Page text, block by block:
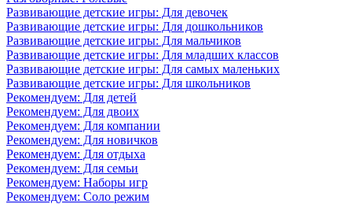
Развивающие детские игры: Для девочек
Развивающие детские игры: Для дошкольников
Развивающие детские игры: Для мальчиков
Развивающие детские игры: Для младших классов
Развивающие детские игры: Для самых маленьких
Развивающие детские игры: Для школьников
Рекомендуем: Для детей
Рекомендуем: Для двоих
Рекомендуем: Для компании
Рекомендуем: Для новичков
Рекомендуем: Для отдыха
Рекомендуем: Для семьи
Рекомендуем: Наборы игр
Рекомендуем: Соло режим